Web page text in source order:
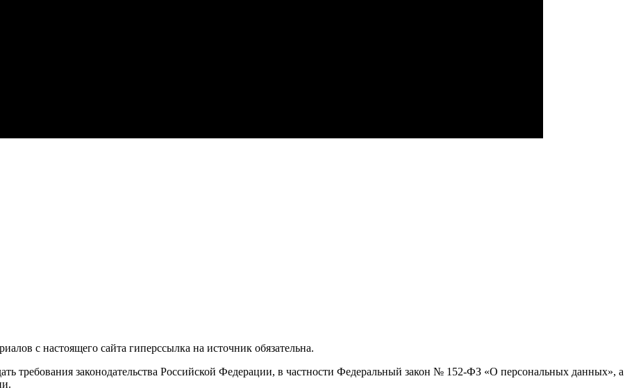
с настоящего сайта гиперссылка на источник обязательна.
требования законодательства Российской Федерации, в частности Федеральный закон № 152-ФЗ «О персональных данных», а